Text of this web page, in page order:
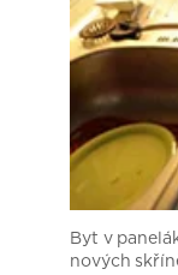
Byt v
nových